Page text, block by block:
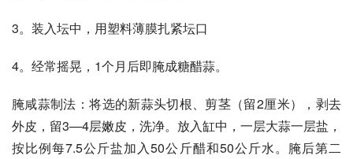
3。装入坛中，用塑料薄膜扎紧坛口
4。经常摇晃，1个月后即腌成糖醋蒜。
腌咸蒜制法：将选的新蒜头切根、剪茎（留2厘米），剥去
外皮，留3—4层嫩皮，洗净。放入缸中，一层大蒜一层盐，
按比例每7.5公斤盐加入50公斤醋和50公斤水。腌后第二